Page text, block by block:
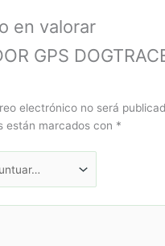
en valorar
GPS
electrónico no será
están marcados con *